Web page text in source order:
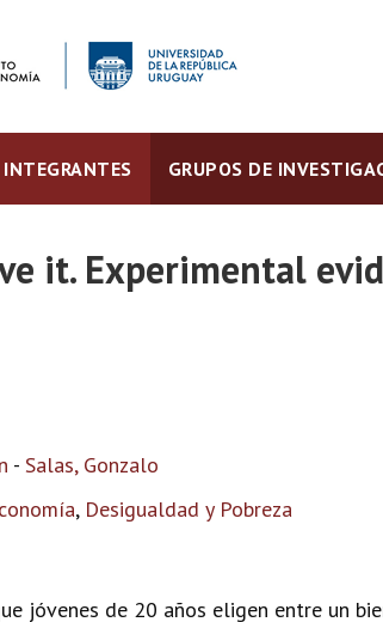
INTEGRANTES GRUPOS DE
it. Experimental
- Salas, Gonzalo
, Desigualdad y Pobreza
jóvenes de 20 años eligen entre un